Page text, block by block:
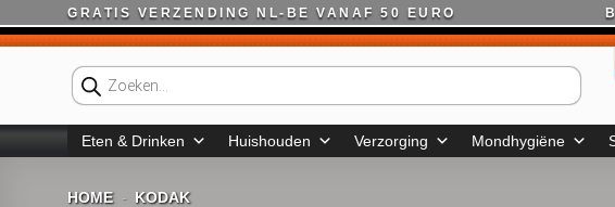
naar
GRATIS VERZENDING NL-BE VANAF 50 EURO
Producten
zoeken
Eten & Drinken Huishouden Verzorging Mondhygiëne
HOME - KODAK